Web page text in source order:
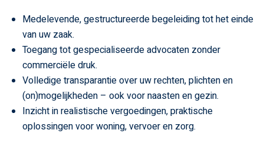
Medelevende, gestructureerde begeleiding tot het einde
van uw zaak.
Toegang tot gespecialiseerde advocaten zonder
commerciële druk.
Volledige transparantie over uw rechten, plichten en
(on)mogelijkheden – ook voor naasten en gezin.
Inzicht in realistische vergoedingen, praktische
oplossingen voor woning, vervoer en zorg.